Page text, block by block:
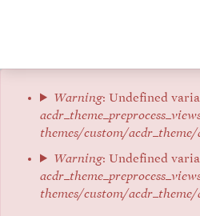
Message
d'erreur
Warning: Undefined
themes/custom/acdr_theme/
Warning: Undefined
themes/custom/acdr_theme/